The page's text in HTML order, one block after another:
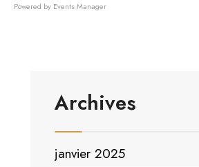
Powered by Events Manager
Archives
janvier 2025